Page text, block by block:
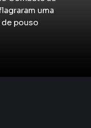
uma
pouso